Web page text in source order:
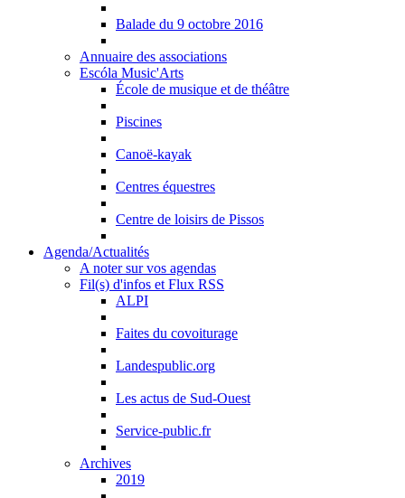
Balade du 9 octobre 2016
Annuaire des associations
Escóla Music'Arts
École de musique et de théâtre
Piscines
Canoë-kayak
Centres équestres
Centre de loisirs de Pissos
Agenda/Actualités
A noter sur vos agendas
Fil(s) d'infos et Flux RSS
ALPI
Faites du covoiturage
Landespublic.org
Les actus de Sud-Ouest
Service-public.fr
Archives
2019